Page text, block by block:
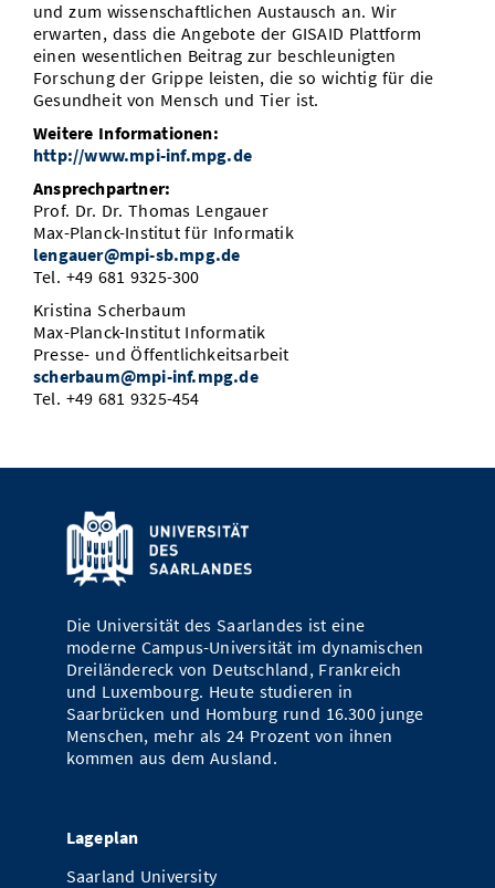
und zum wissenschaftlichen Austausch an. Wir
erwarten, dass die Angebote der GISAID Plattform
einen wesentlichen Beitrag zur beschleunigten
Forschung der Grippe leisten, die so wichtig für die
Gesundheit von Mensch und Tier ist.
Weitere Informationen:
http://www.mpi-inf.mpg.de
Ansprechpartner:
Prof. Dr. Dr. Thomas Lengauer
Max-Planck-Institut für Informatik
lengauer@mpi-sb.mpg.de
Tel. +49 681 9325-300
Kristina Scherbaum
Max-Planck-Institut Informatik
Presse- und Öffentlichkeitsarbeit
scherbaum@mpi-inf.mpg.de
Tel. +49 681 9325-454
Die Universität des Saarlandes ist eine
moderne Campus-Universität im dynamischen
Dreiländereck von Deutschland, Frankreich
und Luxembourg. Heute studieren in
Saarbrücken und Homburg rund 16.300 junge
Menschen, mehr als 24 Prozent von ihnen
kommen aus dem Ausland.
Lageplan
Saarland University